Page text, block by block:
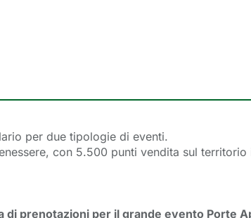
per due tipologie di eventi.
con 5.500 punti vendita sul
di prenotazioni per il grande evento Porte